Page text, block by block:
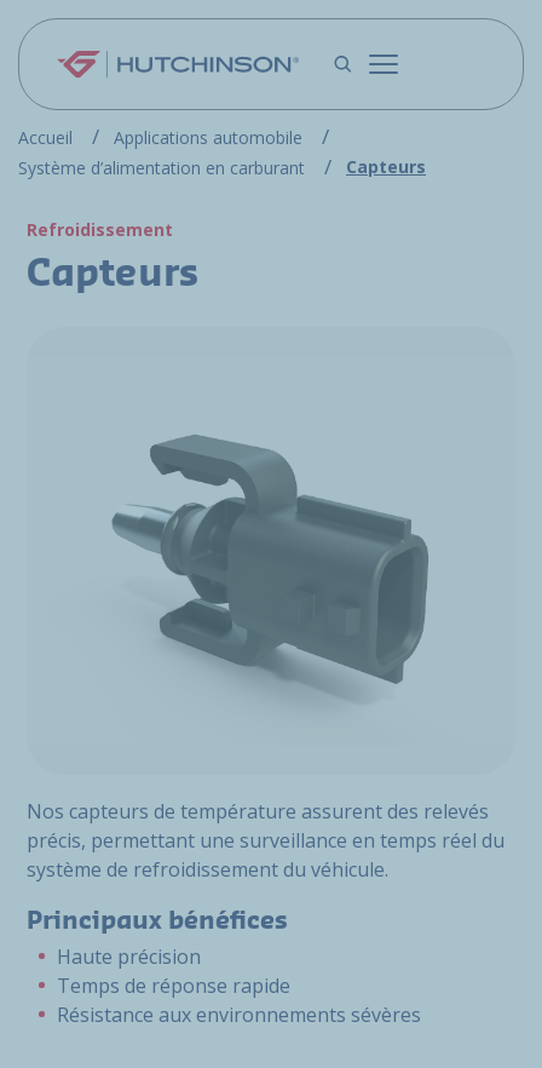
Aller au contenu principal
Accueil
Applications automobile
Système d’alimentation en carburant
Capteurs
Refroidissement
Capteurs
Nos capteurs de température assurent des relevés
précis, permettant une surveillance en temps réel du
système de refroidissement du véhicule.
Principaux bénéfices
Haute précision
Temps de réponse rapide
Résistance aux environnements sévères